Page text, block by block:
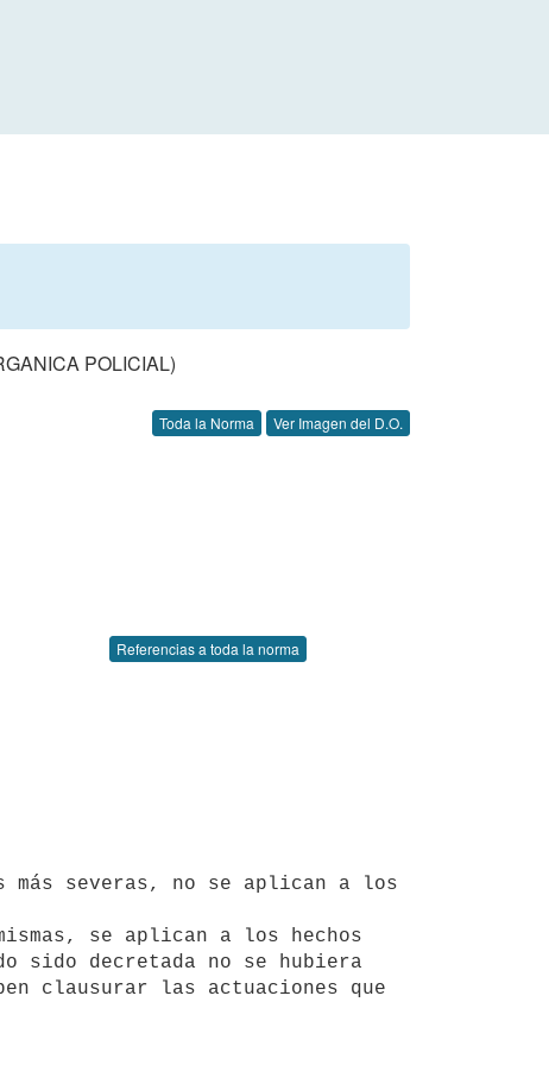
POLICIAL)
Toda la Norma Ver Imagen del D.O.
Referencias a toda la norma
sido decretada no se hubiera
clausurar las actuaciones que